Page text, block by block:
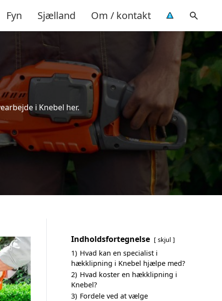
Fyn Sjælland Om / kontakt
i Knebel her.
Indholdsfortegnelse skjul
1) Hvad kan en specialist i
hækklipning i Knebel hjælpe med?
2) Hvad koster en hækklipning i
Knebel?
3) Fordele ved at vælge